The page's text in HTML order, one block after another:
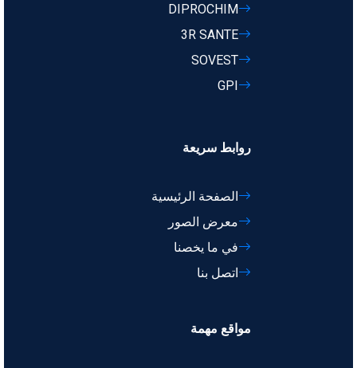
DIPROCHIM
3R SANTE
SOVEST
GPI
روابط سريعة
الصفحة الرئيسية
معرض الصور
في ما يخصنا
اتصل بنا
مواقع مهمة